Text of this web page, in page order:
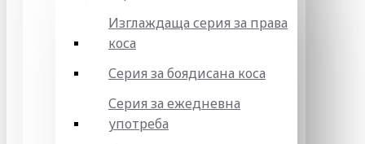
Изглаждаща серия за права
коса
Серия за боядисана коса
Серия за ежедневна
употреба